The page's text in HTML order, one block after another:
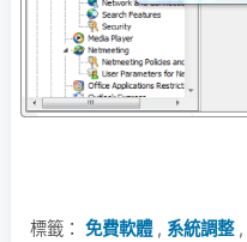
標籤： 免費軟體, 系統調整,